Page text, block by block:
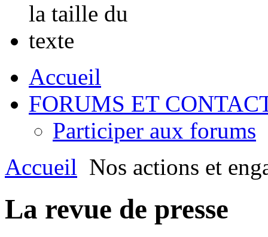
Accueil
FORUMS ET
Participer aux forums
Accueil Nos actions et
La revue de presse